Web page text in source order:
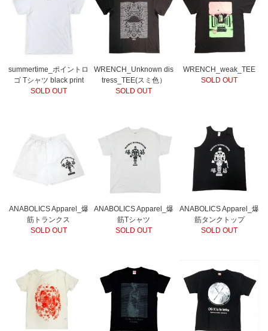
summertime_ポイントロ
ゴ Tシャツ black print
SOLD OUT
WRENCH_Unknown dis
tress_TEE(スミ色）
SOLD OUT
WRENCH_weak_TEE
SOLD OUT
ANABOLICS Apparel_爆
筋トランクス
SOLD OUT
ANABOLICS Apparel_爆
筋Tシャツ
SOLD OUT
ANABOLICS Apparel_爆
筋タンクトップ
SOLD OUT